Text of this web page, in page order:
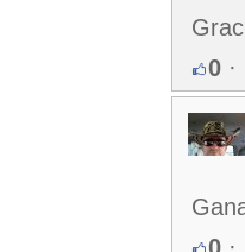
0 ·